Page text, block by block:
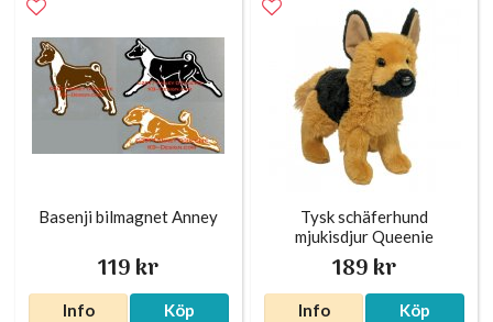
Basenji bilmagnet Anney
119 kr
Info Köp
Tysk schäferhund
mjukisdjur Queenie
189 kr
Info Köp